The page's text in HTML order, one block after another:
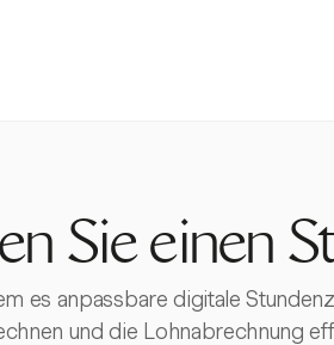
Sie einen
es anpassbare digitale
und die Lohnabrechnung